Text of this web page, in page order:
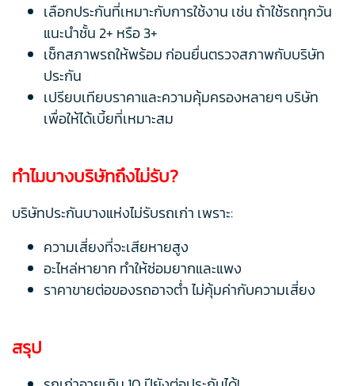
เลือกประกันที่เหมาะกับการใช้งาน เช่น ถ้าใช้รถทุกวัน
แนะนำชั้น 2+ หรือ 3+
เช็กสภาพรถให้พร้อม ก่อนยื่นตรวจสภาพกับบริษัท
ประกัน
เปรียบเทียบราคาและความคุ้มครองหลายๆ บริษัท
เพื่อให้ได้เบี้ยที่เหมาะสม
ทำไมบางบริษัทถึงไม่รับ?
บริษัทประกันบางแห่งไม่รับรถเก่า เพราะ:
ความเสี่ยงที่จะเสียหายสูง
อะไหล่หายาก ทำให้ซ่อมยากและแพง
ราคาขายต่อของรถอาจต่ำ ไม่คุ้มค่ากับความเสี่ยง
สรุป